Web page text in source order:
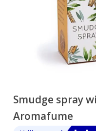
Smudge spray
Aromafume